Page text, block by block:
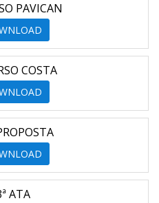
PAVICAN
COSTA
ATA